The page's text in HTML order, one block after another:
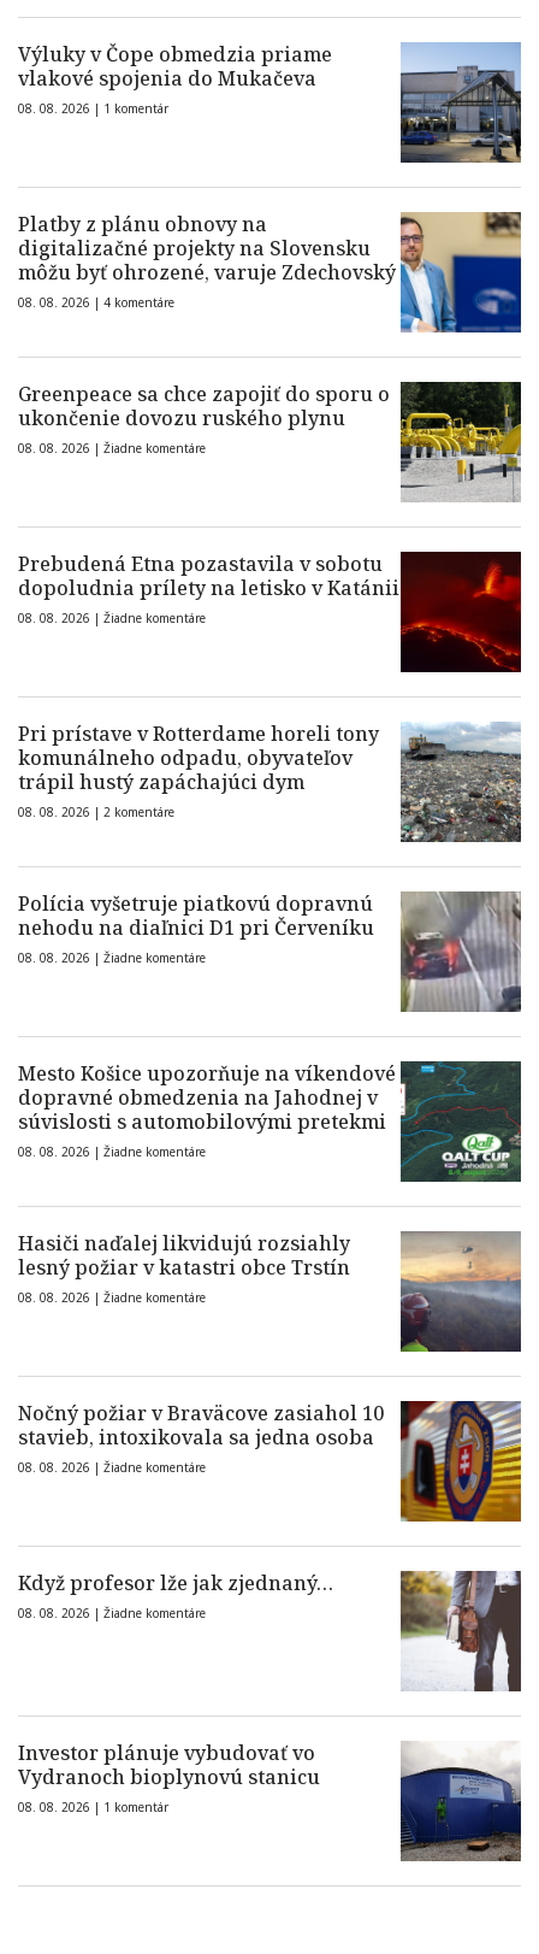
Výluky v Čope obmedzia priame
vlakové spojenia do Mukačeva
08. 08. 2026 | 1 komentár
Platby z plánu obnovy na
digitalizačné projekty na Slovensku
môžu byť ohrozené, varuje Zdechovský
08. 08. 2026 | 4 komentáre
Greenpeace sa chce zapojiť do sporu o
ukončenie dovozu ruského plynu
08. 08. 2026 | Žiadne komentáre
Prebudená Etna pozastavila v sobotu
dopoludnia prílety na letisko v Katánii
08. 08. 2026 | Žiadne komentáre
Pri prístave v Rotterdame horeli tony
komunálneho odpadu, obyvateľov
trápil hustý zapáchajúci dym
08. 08. 2026 | 2 komentáre
Polícia vyšetruje piatkovú dopravnú
nehodu na diaľnici D1 pri Červeníku
08. 08. 2026 | Žiadne komentáre
Mesto Košice upozorňuje na víkendové
dopravné obmedzenia na Jahodnej v
súvislosti s automobilovými pretekmi
08. 08. 2026 | Žiadne komentáre
Hasiči naďalej likvidujú rozsiahly
lesný požiar v katastri obce Trstín
08. 08. 2026 | Žiadne komentáre
Nočný požiar v Braväcove zasiahol 10
stavieb, intoxikovala sa jedna osoba
08. 08. 2026 | Žiadne komentáre
Když profesor lže jak zjednaný…
08. 08. 2026 | Žiadne komentáre
Investor plánuje vybudovať vo
Vydranoch bioplynovú stanicu
08. 08. 2026 | 1 komentár